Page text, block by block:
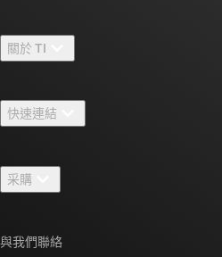
關於 TI
人才招募
新聞室
活動
快速連結
TI E2E™ 設計支援論壇
交互參考搜索
采購
與我們聯絡